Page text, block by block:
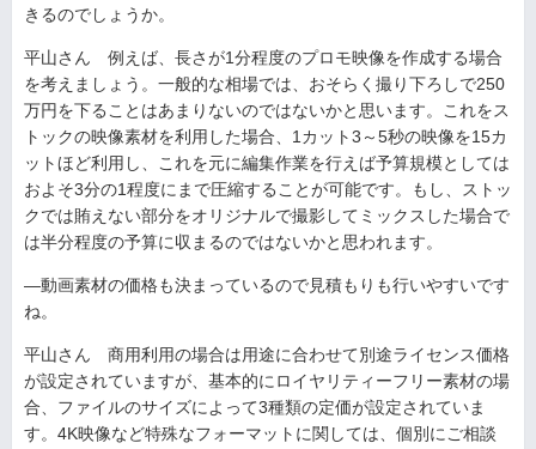
きるのでしょうか。
平山さん 例えば、長さが1分程度のプロモ映像を作成する場合
を考えましょう。一般的な相場では、おそらく撮り下ろしで250
万円を下ることはあまりないのではないかと思います。これをス
トックの映像素材を利用した場合、1カット3～5秒の映像を15カ
ットほど利用し、これを元に編集作業を行えば予算規模としては
およそ3分の1程度にまで圧縮することが可能です。もし、ストッ
クでは賄えない部分をオリジナルで撮影してミックスした場合で
は半分程度の予算に収まるのではないかと思われます。
—動画素材の価格も決まっているので見積もりも行いやすいです
ね。
平山さん 商用利用の場合は用途に合わせて別途ライセンス価格
が設定されていますが、基本的にロイヤリティーフリー素材の場
合、ファイルのサイズによって3種類の定価が設定されていま
す。4K映像など特殊なフォーマットに関しては、個別にご相談